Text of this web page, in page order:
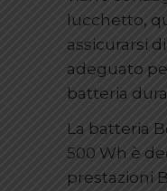
lucchetto,
assicurarsi
adeguato
batteria
La batteria
500 Wh è
prestazioni